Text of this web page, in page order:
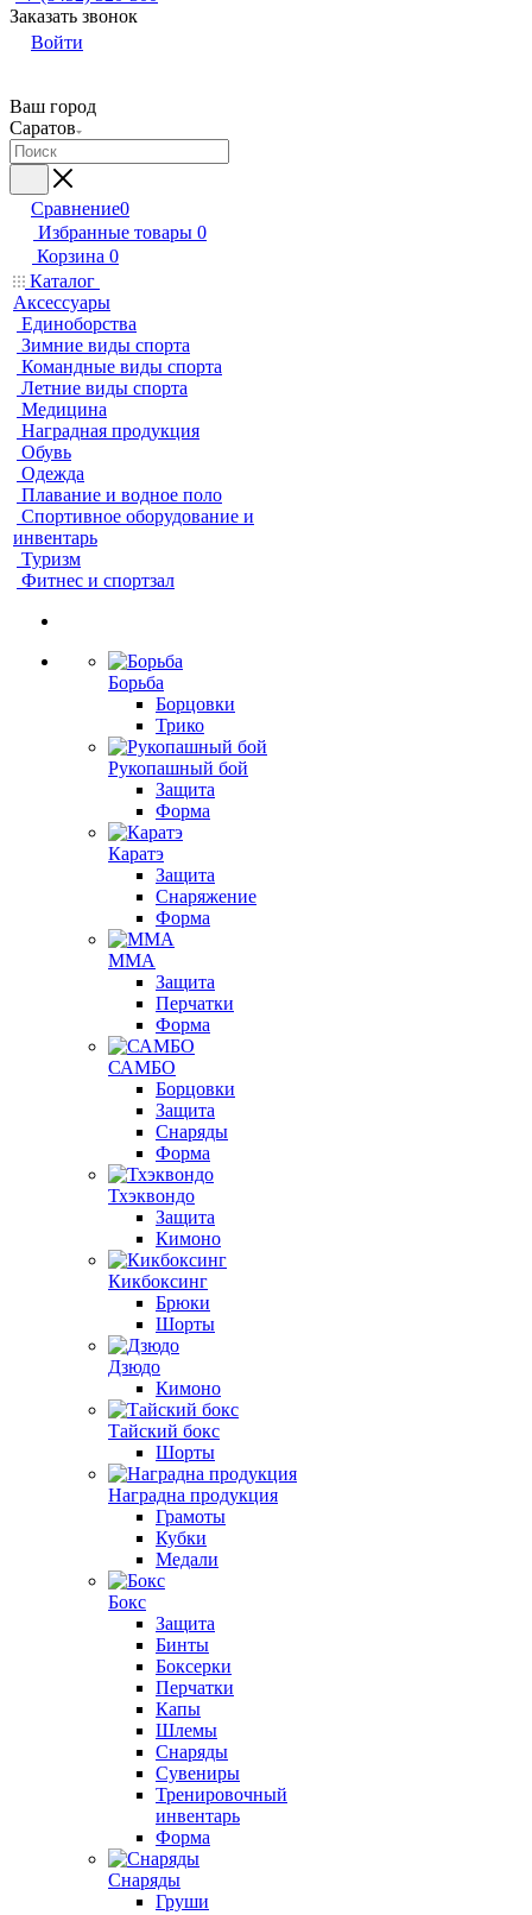
Заказать звонок
Войти
Ваш город
Саратов
Сравнение0
Избранные товары 0
Корзина 0
Каталог
Аксессуары
Единоборства
Зимние виды спорта
Командные виды спорта
Летние виды спорта
Медицина
Наградная продукция
Обувь
Одежда
Плавание и водное поло
Спортивное оборудование и
инвентарь
Туризм
Фитнес и спортзал
Борьба
Борцовки
Трико
Рукопашный бой
Защита
Форма
Каратэ
Защита
Снаряжение
Форма
ММА
Защита
Перчатки
Форма
САМБО
Борцовки
Защита
Снаряды
Форма
Тхэквондо
Защита
Кимоно
Кикбоксинг
Брюки
Шорты
Дзюдо
Кимоно
Тайский бокс
Шорты
Наградна продукция
Грамоты
Кубки
Медали
Бокс
Защита
Бинты
Боксерки
Перчатки
Капы
Шлемы
Снаряды
Сувениры
Тренировочный
инвентарь
Форма
Снаряды
Груши